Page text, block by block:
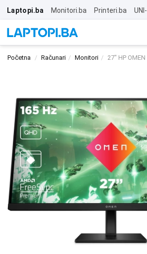
Laptopi.ba Monitori.ba Printeri.ba
Početna Računari Monitori 27" HP